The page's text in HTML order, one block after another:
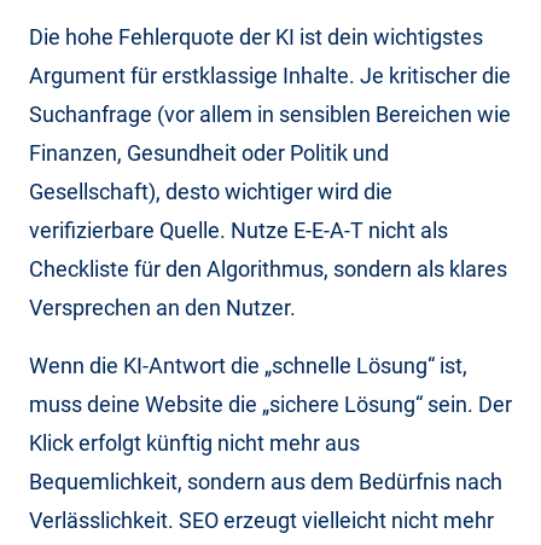
Die hohe Fehlerquote der KI ist dein wichtigstes
Argument für erstklassige Inhalte. Je kritischer die
Suchanfrage (vor allem in sensiblen Bereichen wie
Finanzen, Gesundheit oder Politik und
Gesellschaft), desto wichtiger wird die
verifizierbare Quelle. Nutze E-E-A-T nicht als
Checkliste für den Algorithmus, sondern als klares
Versprechen an den Nutzer.
Wenn die KI-Antwort die „schnelle Lösung“ ist,
muss deine Website die „sichere Lösung“ sein. Der
Klick erfolgt künftig nicht mehr aus
Bequemlichkeit, sondern aus dem Bedürfnis nach
Verlässlichkeit. SEO erzeugt vielleicht nicht mehr